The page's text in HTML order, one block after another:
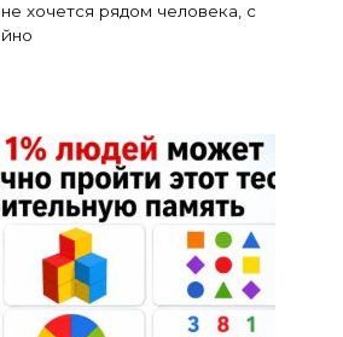
хочется рядом человека, с